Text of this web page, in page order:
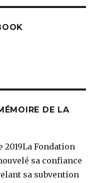
DE LA
2019La Fondation
sa confiance
sa subvention